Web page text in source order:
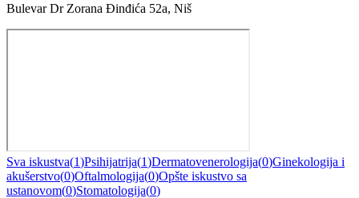
Bulevar Dr Zorana Đinđića 52a, Niš
Sva iskustva(1)Psihijatrija(1)Dermatovenerologija(0)Ginekologija i
akušerstvo(0)Oftalmologija(0)Opšte iskustvo sa
ustanovom(0)Stomatologija(0)